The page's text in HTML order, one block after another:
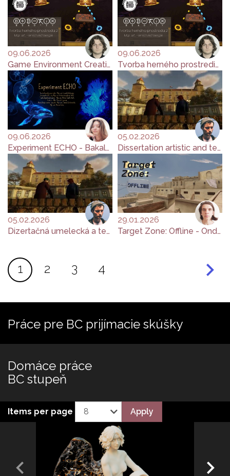
09.06.2026
Game Environment Creation 2 - Roland Korečko
09.06.2026
Tvorba herného prostredia 2 - Roland Korečko
09.06.2026
Experiment ECHO - Bakalársky projekt
05.02.2026
Dissertation artistic and text work
05.02.2026
Dizertačná umelecká a textová práca
29.01.2026
Target Zone: Offline - Ondřej Formánek
Stránkovanie
Aktuálna
1 Page
2 Page
3 Page
4
Práce pre BC prijímacie skúšky
Domáce práce
BC stupeň
Items per page Apply